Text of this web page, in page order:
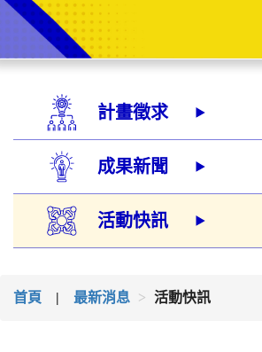
計畫徵求
成果新聞
活動快訊
首頁 | 最新消息 活動快訊